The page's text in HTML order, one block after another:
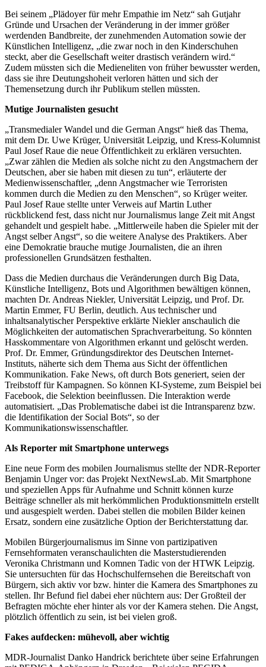
Bei seinem „Plädoyer für mehr Empathie im Netz“ sah Gutjahr
Gründe und Ursachen der Veränderung in der immer größer
werdenden Bandbreite, der zunehmenden Automation sowie der
Künstlichen Intelligenz, „die zwar noch in den Kinderschuhen
steckt, aber die Gesellschaft weiter drastisch verändern wird.“
Zudem müssten sich die Medieneliten von früher bewusster werden,
dass sie ihre Deutungshoheit verloren hätten und sich der
Themensetzung durch ihr Publikum stellen müssten.
Mutige Journalisten gesucht
„Transmedialer Wandel und die German Angst“ hieß das Thema,
mit dem Dr. Uwe Krüger, Universität Leipzig, und Kress-Kolumnist
Paul Josef Raue die neue Öffentlichkeit zu erklären versuchten.
„Zwar zählen die Medien als solche nicht zu den Angstmachern der
Deutschen, aber sie haben mit diesen zu tun“, erläuterte der
Medienwissenschaftler, „denn Angstmacher wie Terroristen
kommen durch die Medien zu den Menschen“, so Krüger weiter.
Paul Josef Raue stellte unter Verweis auf Martin Luther
rückblickend fest, dass nicht nur Journalismus lange Zeit mit Angst
gehandelt und gespielt habe. „Mittlerweile haben die Spieler mit der
Angst selber Angst“, so die weitere Analyse des Praktikers. Aber
eine Demokratie brauche mutige Journalisten, die an ihren
professionellen Grundsätzen festhalten.
Dass die Medien durchaus die Veränderungen durch Big Data,
Künstliche Intelligenz, Bots und Algorithmen bewältigen können,
machten Dr. Andreas Niekler, Universität Leipzig, und Prof. Dr.
Martin Emmer, FU Berlin, deutlich. Aus technischer und
inhaltsanalytischer Perspektive erklärte Niekler anschaulich die
Möglichkeiten der automatischen Sprachverarbeitung. So könnten
Hasskommentare von Algorithmen erkannt und gelöscht werden.
Prof. Dr. Emmer, Gründungsdirektor des Deutschen Internet-
Instituts, näherte sich dem Thema aus Sicht der öffentlichen
Kommunikation. Fake News, oft durch Bots generiert, seien der
Treibstoff für Kampagnen. So können KI-Systeme, zum Beispiel bei
Facebook, die Selektion beeinflussen. Die Interaktion werde
automatisiert. „Das Problematische dabei ist die Intransparenz bzw.
die Identifikation der Social Bots“, so der
Kommunikationswissenschaftler.
Als Reporter mit Smartphone unterwegs
Eine neue Form des mobilen Journalismus stellte der NDR-Reporter
Benjamin Unger vor: das Projekt NextNewsLab. Mit Smartphone
und speziellen Apps für Aufnahme und Schnitt können kurze
Beiträge schneller als mit herkömmlichen Produktionsmitteln erstellt
und ausgespielt werden. Dabei stellen die mobilen Bilder keinen
Ersatz, sondern eine zusätzliche Option der Berichterstattung dar.
Mobilen Bürgerjournalismus im Sinne von partizipativen
Fernsehformaten veranschaulichten die Masterstudierenden
Veronika Christmann und Komnen Tadic von der HTWK Leipzig.
Sie untersuchten für das Hochschulfernsehen die Bereitschaft von
Bürgern, sich aktiv vor bzw. hinter die Kamera des Smartphones zu
stellen. Ihr Befund fiel dabei eher nüchtern aus: Der Großteil der
Befragten möchte eher hinter als vor der Kamera stehen. Die Angst,
plötzlich öffentlich zu sein, ist bei vielen groß.
Fakes aufdecken: mühevoll, aber wichtig
MDR-Journalist Danko Handrick berichtete über seine Erfahrungen